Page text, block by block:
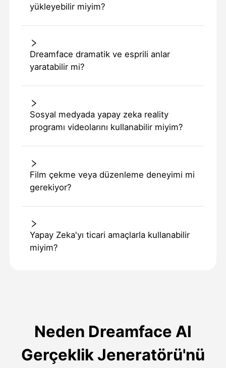
yükleyebilir miyim?
Dreamface dramatik ve esprili anlar
yaratabilir mi?
Sosyal medyada yapay zeka reality
programı videolarını kullanabilir miyim?
Film çekme veya düzenleme deneyimi mi
gerekiyor?
Yapay Zeka'yı ticari amaçlarla kullanabilir
miyim?
Neden Dreamface AI
Gerçeklik Jeneratörü'nü